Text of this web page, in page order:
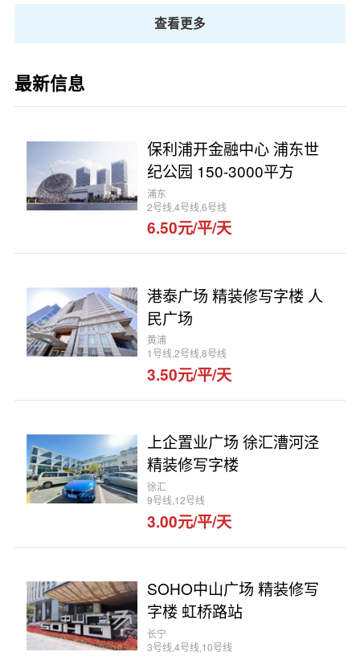
查看更多
最新信息
保利浦开金融中心 浦东世
纪公园 150-3000平方
浦东
2号线,4号线,6号线
6.50元/平/天
港泰广场 精装修写字楼 人
民广场
黄浦
1号线,2号线,8号线
3.50元/平/天
上企置业广场 徐汇漕河泾
精装修写字楼
徐汇
9号线,12号线
3.00元/平/天
SOHO中山广场 精装修写
字楼 虹桥路站
长宁
3号线,4号线,10号线